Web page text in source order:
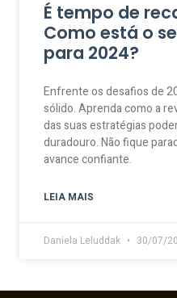
É tempo de
Como está o
para 2024?
Enfrente os desafios de
sólido. Aprenda como a
das suas estratégias
duradouro. Não fique
avance confiante.
LEIA MAIS
Daniela Leluddak 30/07/